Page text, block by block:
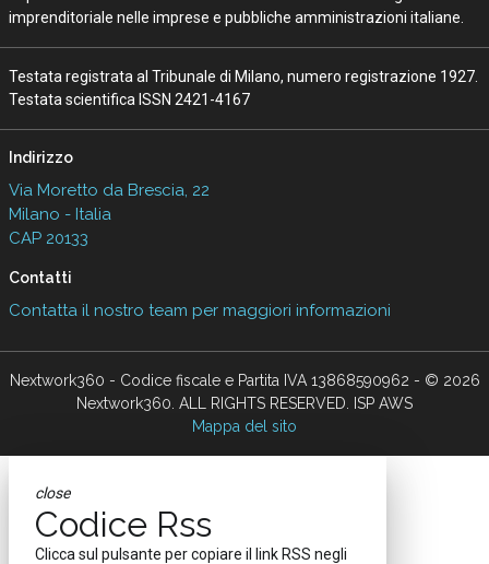
imprenditoriale nelle imprese e pubbliche amministrazioni italiane.
Testata registrata al Tribunale di Milano, numero registrazione 1927.
Testata scientifica ISSN 2421-4167
Indirizzo
Via Moretto da Brescia, 22
Milano - Italia
CAP 20133
Contatti
Contatta il nostro team per maggiori informazioni
Nextwork360 - Codice fiscale e Partita IVA 13868590962 - © 2026
Nextwork360. ALL RIGHTS RESERVED. ISP AWS
Mappa del sito
close
Codice Rss
Clicca sul pulsante per copiare il link RSS negli